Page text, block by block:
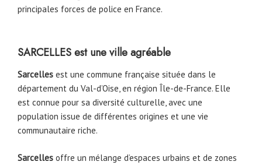
principales forces de police en France.
SARCELLES est une ville agréable
Sarcelles est une commune française située dans le
département du Val-d’Oise, en région Île-de-France. Elle
est connue pour sa diversité culturelle, avec une
population issue de différentes origines et une vie
communautaire riche.
Sarcelles offre un mélange d’espaces urbains et de zones